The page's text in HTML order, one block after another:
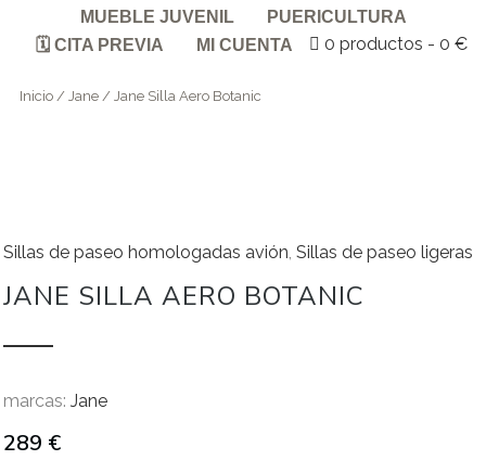
MUEBLE JUVENIL
PUERICULTURA
🗓️ CITA PREVIA
MI CUENTA 0 productos 0 €
Inicio / Jane / Jane Silla Aero Botanic
Sillas de paseo homologadas avión, Sillas de paseo ligeras
JANE SILLA AERO BOTANIC
marcas: Jane
289 €